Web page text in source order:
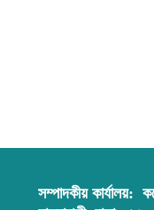
সম্পাদকীয় কার্যালয়: